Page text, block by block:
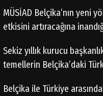
MÜSİAD Belçika’nın yeni
etkisini artıracağına
Sekiz yıllık kurucu
temellerin Belçika’daki
Belçika ile Türkiye